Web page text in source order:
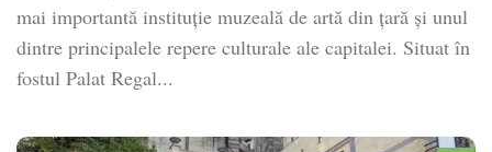
mai importantă instituție muzeală de artă din țară și unul
dintre principalele repere culturale ale capitalei. Situat în
fostul Palat Regal...